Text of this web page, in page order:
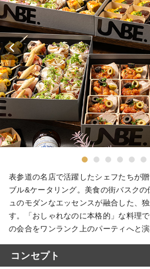
表参道の名店で活躍したシェフたちが
ブル&ケータリング。美食の街バスク
ュのモダンなエッセンスが融合した、
す。「おしゃれなのに本格的」な料理
の会合をワンランク上のパーティへと演
コンセプト